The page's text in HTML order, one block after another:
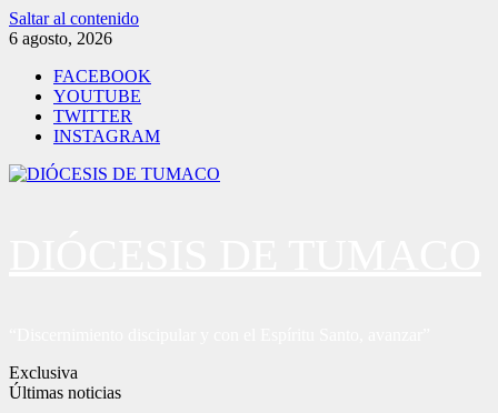
Saltar al contenido
6 agosto, 2026
FACEBOOK
YOUTUBE
TWITTER
INSTAGRAM
Exclusiva
Últimas noticias